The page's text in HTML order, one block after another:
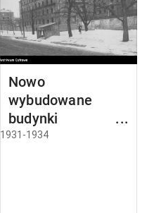
Nowo
wybudowane
budynki w
Częstochowie
1931-1934